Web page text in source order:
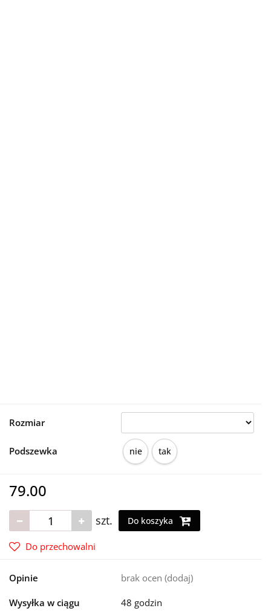
Rozmiar
Podszewka nie tak
79.00
szt. Do koszyka
Do przechowalni
Opinie brak ocen (dodaj)
Wysyłka w ciągu 48 godzin